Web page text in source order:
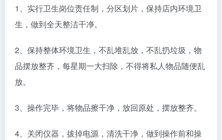
1、实行卫生岗位责任制，分区划片，保持店内环境卫
生，做到全天整洁干净。
2、保持整体环境卫生，不乱堆乱放，不乱扔垃圾，物
品摆放整齐，每星期一大扫除，不得将私人物品随便乱
放。
3、操作完毕，将物品擦干净，放回原处，摆放整齐。
4、关闭仪器，拔掉电源，清洗干净，做到操作前和操